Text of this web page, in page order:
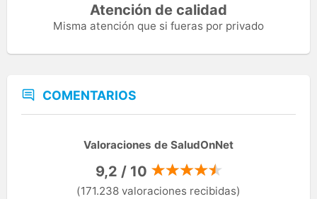
Atención de calidad
Misma atención que si fueras por privado
COMENTARIOS
Valoraciones de SaludOnNet
9,2 / 10
(171.238 valoraciones recibidas)